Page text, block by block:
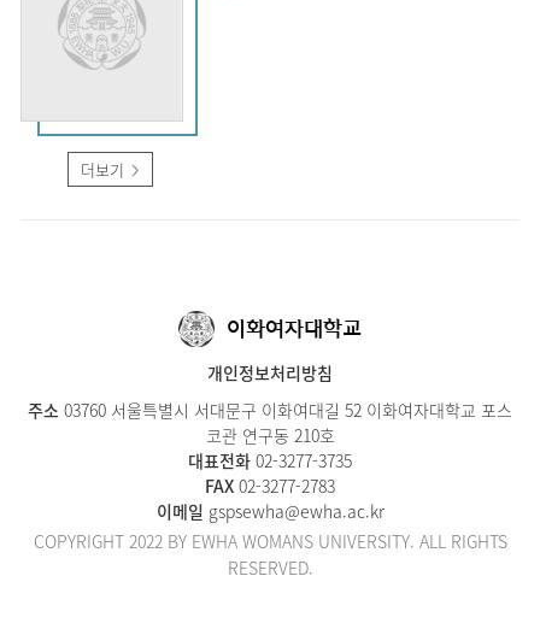
더보기
이화여자대학교
개인정보처리방침
주소 03760 서울특별시 서대문구 이화여대길 52 이화여자대학교 포스
코관 연구동 210호
대표전화 02-3277-3735
FAX 02-3277-2783
이메일 gspsewha@ewha.ac.kr
COPYRIGHT 2022 BY EWHA WOMANS UNIVERSITY. ALL RIGHTS
RESERVED.